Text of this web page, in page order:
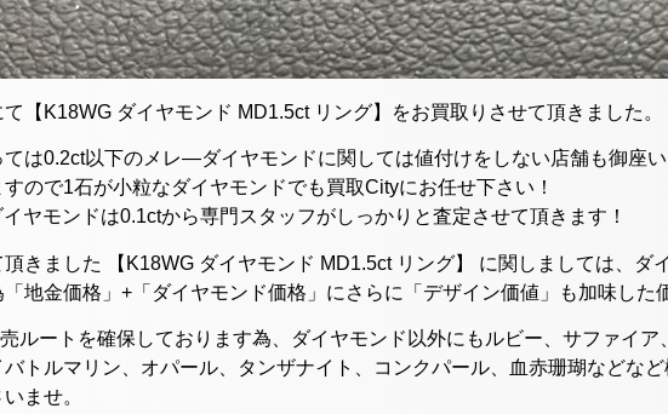
【K18WG ダイヤモンド MD1.5ct リング】をお買取りさせて頂きました。
は0.2ct以下のメレ―ダイヤモンドに関しては値付けをしない店舗も御座
ので1石が小粒なダイヤモンドでも買取Cityにお任せ下さい！
ヤモンドは0.1ctから専門スタッフがしっかりと査定させて頂きます！
きました 【K18WG ダイヤモンド MD1.5ct リング】 に関しましては、ダ
地金価格」+「ダイヤモンド価格」にさらに「デザイン価値」も加味した
ルートを確保しております為、ダイヤモンド以外にもルビー、サファイ
トルマリン、オパール、タンザナイト、コンクパール、血赤珊瑚などな
ませ。